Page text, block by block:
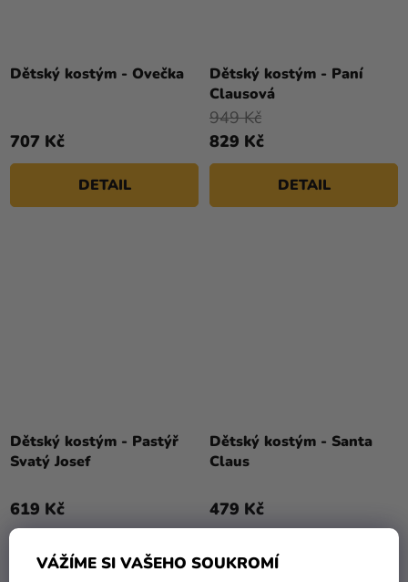
VÁŽÍME SI VAŠEHO SOUKROMÍ
Dětský kostým - Ovečka
707 Kč
DETAIL
Dětský kostým - Paní
Clausová
829 Kč
949 Kč
DETAIL
Dětský kostým - Pastýř
Svatý Josef
619 Kč
DETAIL
Dětský kostým - Santa
Claus
479 Kč
DETAIL